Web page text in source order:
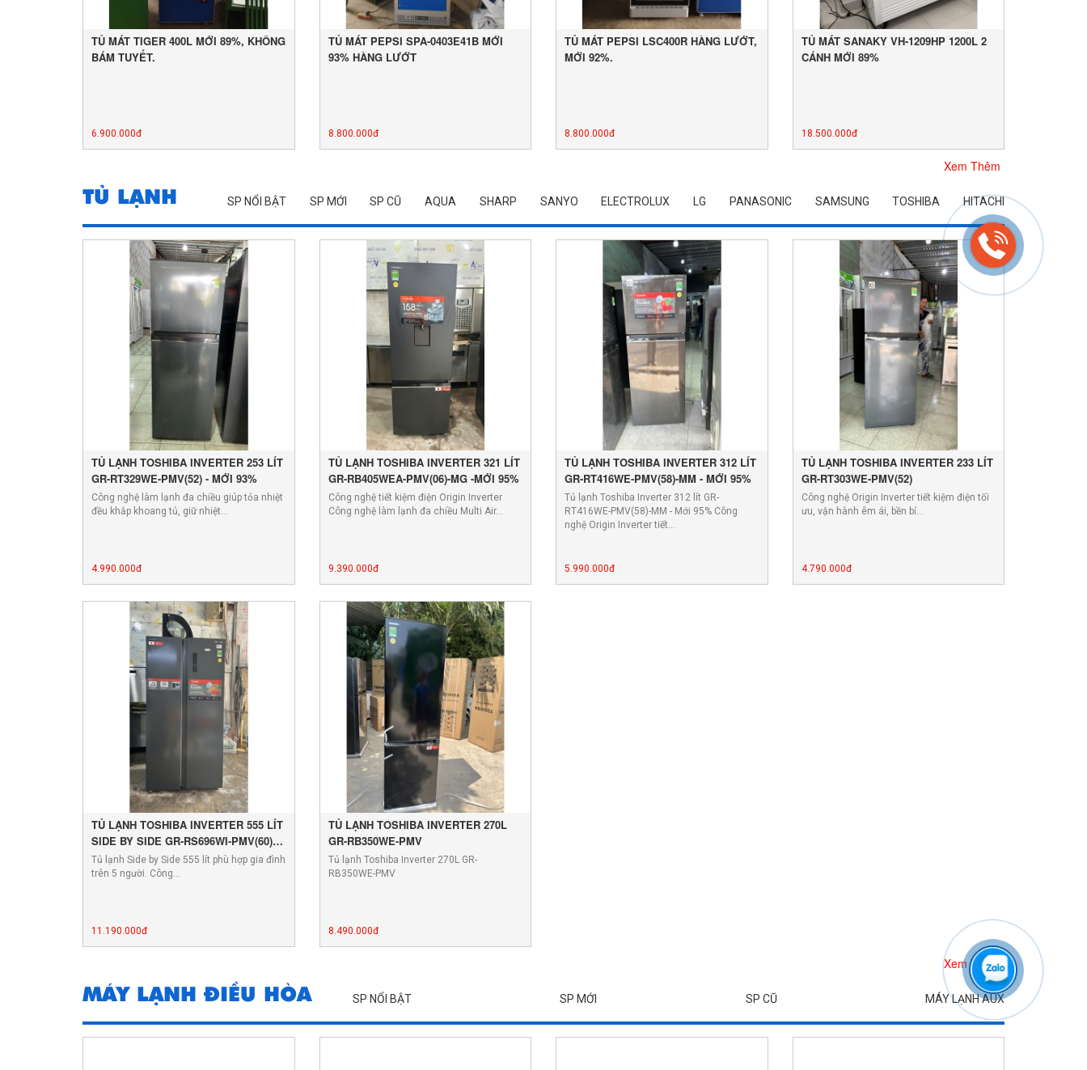
TỦ MÁT TIGER 400L MỚI 89%, KHÔNG
BÁM TUYẾT.
6.900.000đ
TỦ MÁT PEPSI SPA-0403E41B MỚI
93% HÀNG LƯỚT
8.800.000đ
TỦ MÁT PEPSI LSC400R HÀNG LƯỚT,
MỚI 92%.
8.800.000đ
TỦ MÁT SANAKY VH-1209HP 1200L 2
CÁNH MỚI 89%
18.500.000đ
Xem Thêm
TỦ LẠNH SP NỔI BẬT SP MỚI SP CŨ AQUA SHARP SANYO ELECTROLUX LG PANASONIC SAMSUNG TOSHIBA HITACHI
TỦ LẠNH TOSHIBA INVERTER 253 LÍT
GR-RT329WE-PMV(52) - MỚI 93%
Công nghệ làm lạnh đa chiều giúp tỏa nhiệt
đều khắp khoang tủ, giữ nhiệt…
4.990.000đ
TỦ LẠNH TOSHIBA INVERTER 321 LÍT
GR-RB405WEA-PMV(06)-MG -MỚI 95%
Công nghệ tiết kiệm điện Origin Inverter
Công nghệ làm lạnh đa chiều Multi Air…
9.390.000đ
TỦ LẠNH TOSHIBA INVERTER 312 LÍT
GR-RT416WE-PMV(58)-MM - MỚI 95%
Tủ lạnh Toshiba Inverter 312 lít GR-
RT416WE-PMV(58)-MM - Mới 95% Công
nghệ Origin Inverter tiết…
5.990.000đ
TỦ LẠNH TOSHIBA INVERTER 233 LÍT
GR-RT303WE-PMV(52)
Công nghệ Origin Inverter tiết kiệm điện tối
ưu, vận hành êm ái, bền bỉ…
4.790.000đ
TỦ LẠNH TOSHIBA INVERTER 555 LÍT
SIDE BY SIDE GR-RS696WI-PMV(60)-
AG
Tủ lạnh Side by Side 555 lít phù hợp gia đình
trên 5 người. Công…
11.190.000đ
TỦ LẠNH TOSHIBA INVERTER 270L
GR-RB350WE-PMV
Tủ lạnh Toshiba Inverter 270L GR-
RB350WE-PMV
8.490.000đ
Xem Thêm
MÁY LẠNH ĐIỀU HÒA SP NỔI BẬT SP MỚI SP CŨ MÁY LẠNH AUX